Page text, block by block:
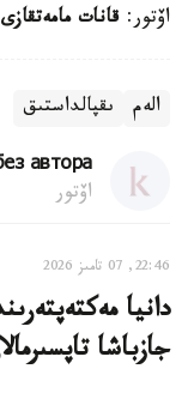
اۆتور: قانات
الەم ىقپالداستىق
автора
اۆتور
22:46, 07 تامىز 2026
دانيا
جازباشا